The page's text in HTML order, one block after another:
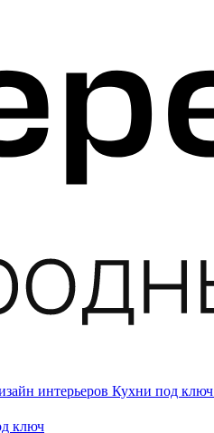
интерьеров Кухни под ключ
ключ